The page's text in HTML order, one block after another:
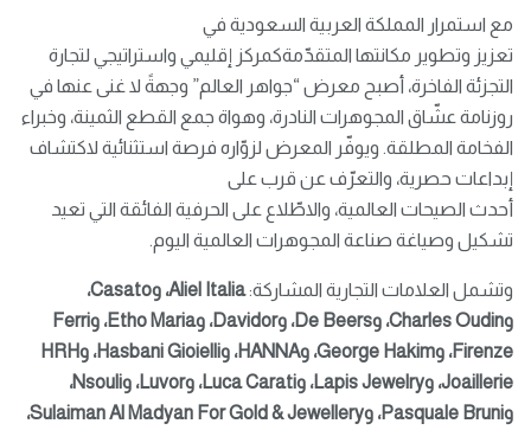
مع استمرار المملكة العربية السعودية في
تعزيز وتطوير مكانتها المتقدّمةكمركز إقليمي واستراتيجي لتجارة
التجزئة الفاخرة، أصبح معرض “جواهر العالم” وجهةً لا غنى عنها في
روزنامة عشّاق المجوهرات النادرة، وهواة جمع القطع الثمينة، وخبراء
الفخامة المطلقة. ويوفّر المعرض لزوّاره فرصة استثنائية لاكتشاف
إبداعات حصرية، والتعرّف عن قرب على
أحدث الصيحات العالمية، والاطّلاع على الحرفية الفائقة التي تعيد
تشكيل وصياغة صناعة المجوهرات العالمية اليوم.
وتشمل العلامات التجارية المشاركة:Aliel Italia، وCasato،
وCharles Oudin، وDe Beers، وDavidor، و Etho Maria ، وFerri
Firenze، وGeorge Hakim، وHANNA، وHasbani Gioielli، وHRH
Joaillerie، وLapis Jewelry، وLuca Carati، وLuvor، وNsouli،
وPasquale Bruni، وSulaiman Al Madyan For Gold & Jewellery،